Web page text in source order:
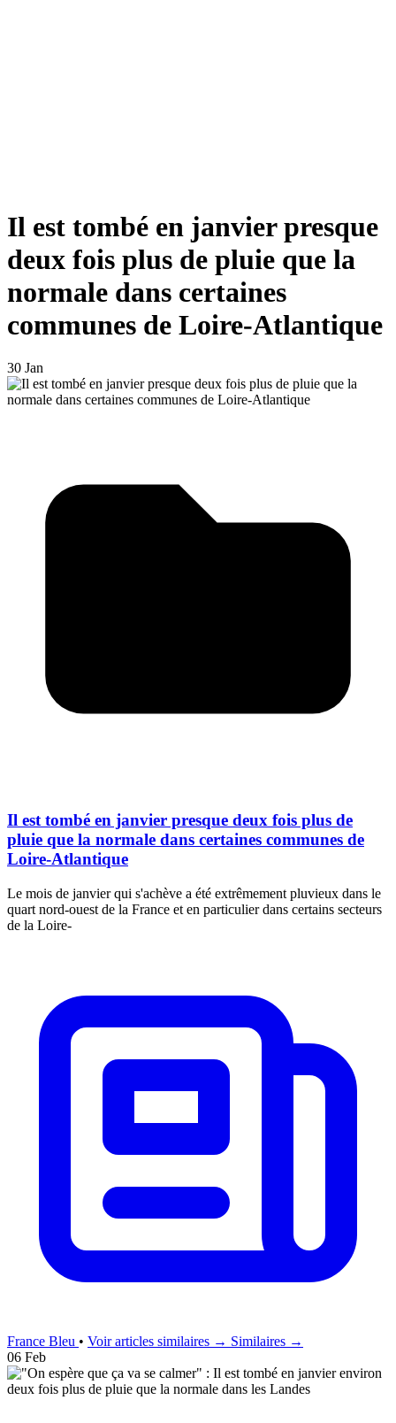
Il est tombé en janvier presque
deux fois plus de pluie que la
normale dans certaines
communes de Loire-Atlantique
30 Jan
Il est tombé en janvier presque deux fois plus de
pluie que la normale dans certaines communes de
Loire-Atlantique
Le mois de janvier qui s'achève a été extrêmement pluvieux dans le
quart nord-ouest de la France et en particulier dans certains secteurs
de la Loire-
France Bleu • Voir articles similaires → Similaires →
06 Feb